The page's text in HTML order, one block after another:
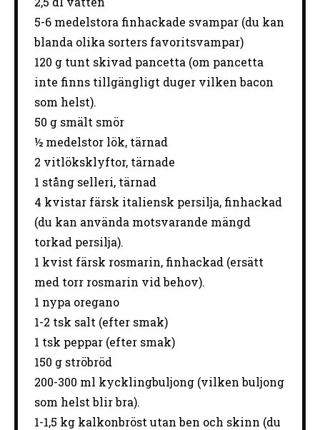
5-6medelstora finhackade svampar (du kan
blanda olika sorters favoritsvampar)
120 gtunt skivad pancetta (om pancetta
inte finns tillgängligt duger vilken bacon
som helst).
50 gsmält smör
½medelstor lök, tärnad
2 vitlöksklyftor, tärnade
1 stång selleri, tärnad
4 kvistar färsk italiensk persilja, finhackad
(du kan använda motsvarande mängd
torkad persilja).
1 kvist färsk rosmarin, finhackad (ersätt
med torr rosmarin vid behov).
1 nypa oregano
1-2 tsk salt (efter smak)
1 tsk peppar (efter smak)
150 gströbröd
200-300 ml kycklingbuljong (vilken buljong
som helst blir bra).
1-1,5 kg kalkonbröst utan ben och skinn (du